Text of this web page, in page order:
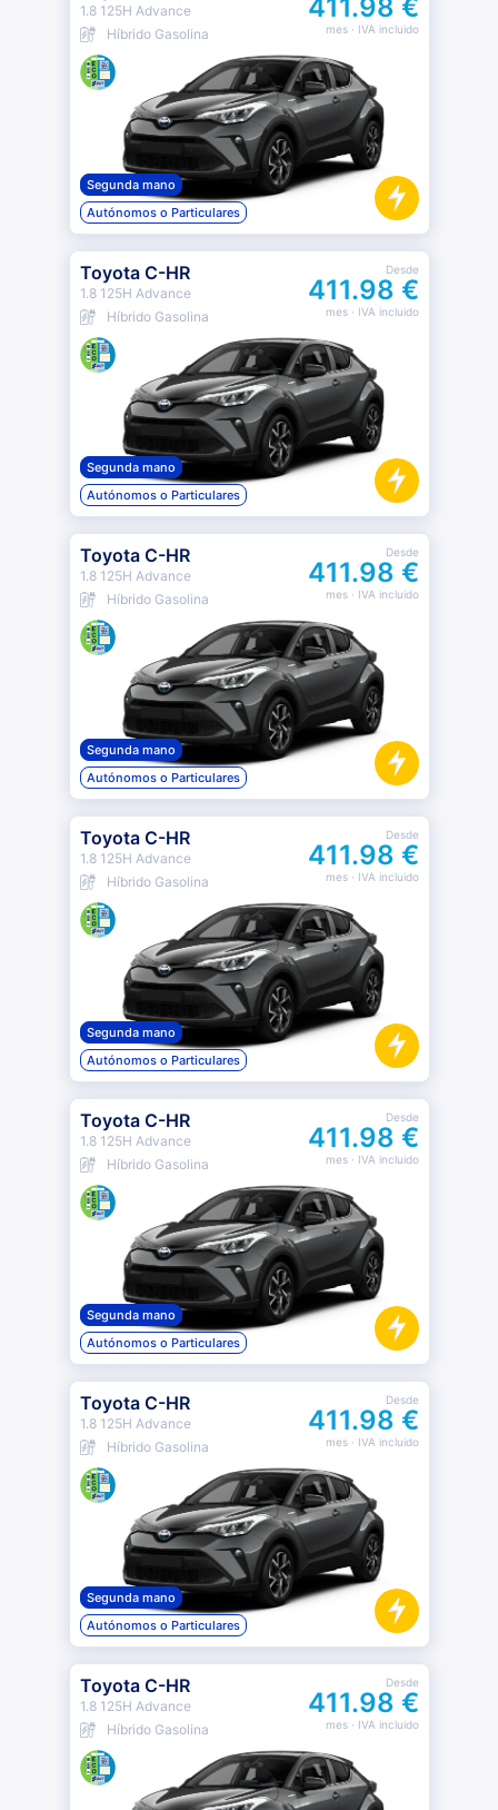
1.8 125H Advance
Híbrido Gasolina
411.98 €
mes· IVA incluido
Segunda mano
Autónomos o Particulares
Toyota C-HR
1.8 125H Advance
Híbrido Gasolina
Desde
411.98 €
mes· IVA incluido
Segunda mano
Autónomos o Particulares
Toyota C-HR
1.8 125H Advance
Híbrido Gasolina
Desde
411.98 €
mes· IVA incluido
Segunda mano
Autónomos o Particulares
Toyota C-HR
1.8 125H Advance
Híbrido Gasolina
Desde
411.98 €
mes· IVA incluido
Segunda mano
Autónomos o Particulares
Toyota C-HR
1.8 125H Advance
Híbrido Gasolina
Desde
411.98 €
mes· IVA incluido
Segunda mano
Autónomos o Particulares
Toyota C-HR
1.8 125H Advance
Híbrido Gasolina
Desde
411.98 €
mes· IVA incluido
Segunda mano
Autónomos o Particulares
Toyota C-HR
1.8 125H Advance
Híbrido Gasolina
Desde
411.98 €
mes· IVA incluido